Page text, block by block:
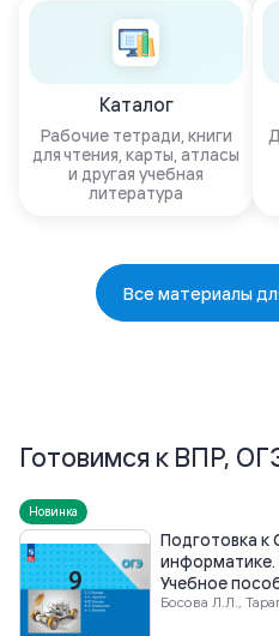
Каталог
Рабочие тетради, книги
для чтения, карты, атласы
и другая учебная
литература
Все материалы
Готовимся к ВПР,
Новинка
Подготовка к
информатике.
Учебное